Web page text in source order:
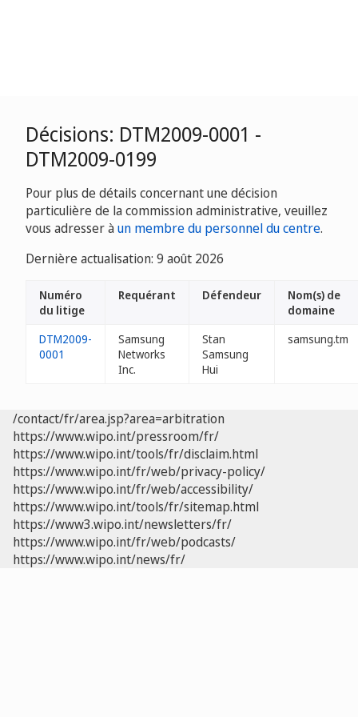
Décisions: DTM2009-0001 -
DTM2009-0199
Pour plus de détails concernant une décision
particulière de la commission administrative, veuillez
vous adresser àun membre du personnel du centre.
Dernière actualisation: 9 août 2026
Numéro
du litige
Requérant Défendeur
Nom(s) de
domaine
DTM2009-
0001
Samsung
Networks
Inc.
Stan
Samsung
Hui
samsung.tm
/contact/fr/area.jsp?area=arbitration
https://www.wipo.int/pressroom/fr/
https://www.wipo.int/tools/fr/disclaim.html
https://www.wipo.int/fr/web/privacy-policy/
https://www.wipo.int/fr/web/accessibility/
https://www.wipo.int/tools/fr/sitemap.html
https://www3.wipo.int/newsletters/fr/
https://www.wipo.int/fr/web/podcasts/
https://www.wipo.int/news/fr/